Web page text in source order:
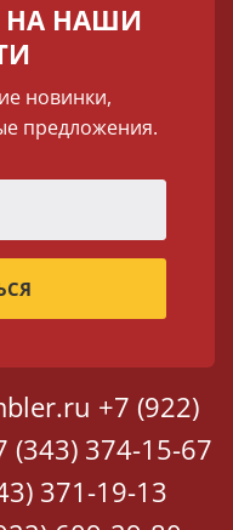
НА НАШИ
новинки,
предложения.
+7 (922)
(343) 374-15-67
371-19-13